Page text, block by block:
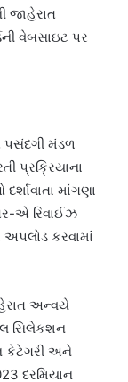
જાહેરાત
વેબસાઇટ પર
પસંદગી મંડળ
પ્રક્રિયાના
માંગણા
એ રિવાઈઝ
કરવામાં
અન્વયે
સિલેકશન
કેટેગરી અને
દરમિયાન